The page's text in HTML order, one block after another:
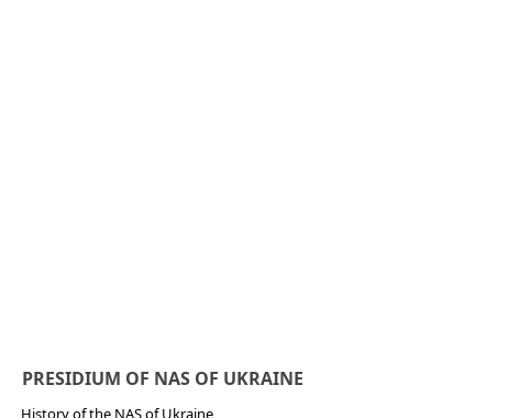
PRESIDIUM OF NAS OF UKRAINE
History of the NAS of Ukraine